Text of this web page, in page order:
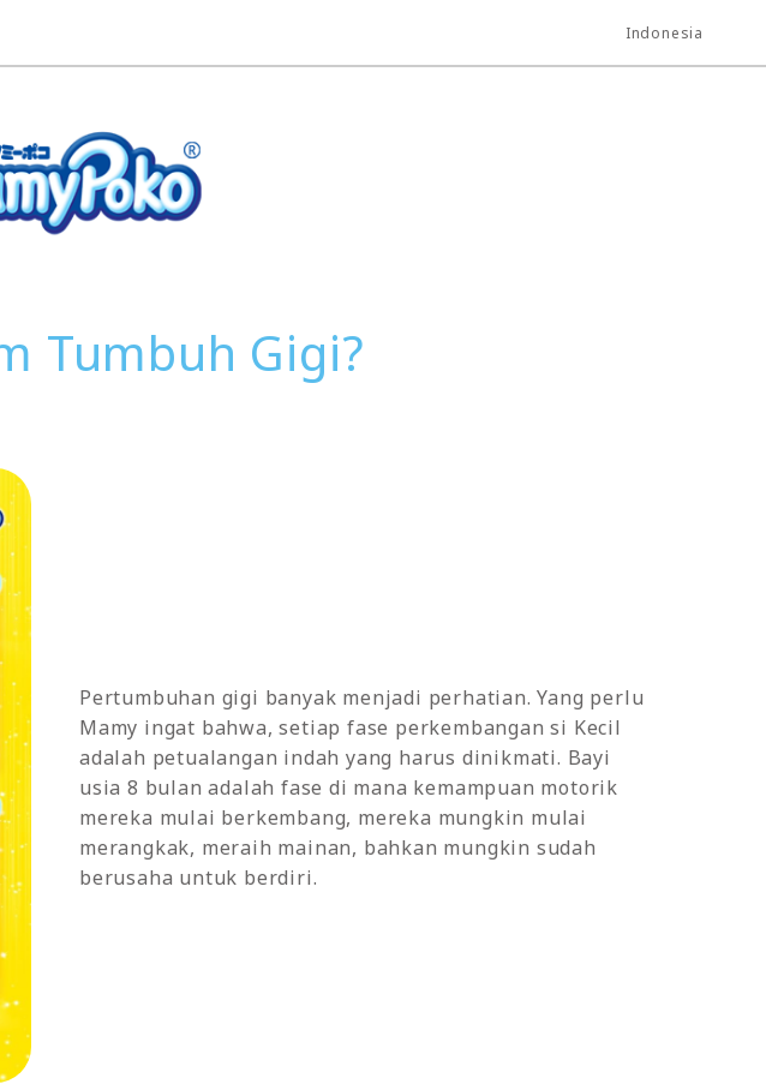
Indonesia
Tumbuh Gigi?
Pertumbuhan gigi banyak menjadi perhatian. Yang perlu
Mamy ingat bahwa, setiap fase perkembangan si Kecil
adalah petualangan indah yang harus dinikmati. Bayi
usia 8 bulan adalah fase di mana kemampuan motorik
mereka mulai berkembang, mereka mungkin mulai
merangkak, meraih mainan, bahkan mungkin sudah
berusaha untuk berdiri.